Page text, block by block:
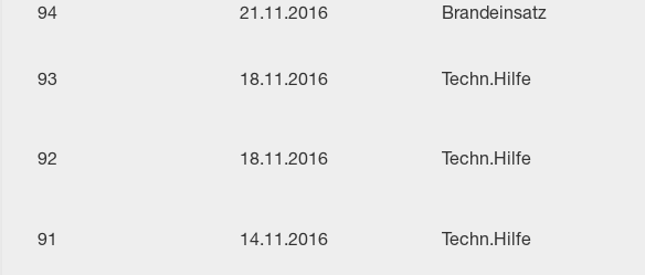
94 21.11.2016 Brandeinsatz
93 18.11.2016 Techn.Hilfe
92 18.11.2016 Techn.Hilfe
91 14.11.2016 Techn.Hilfe